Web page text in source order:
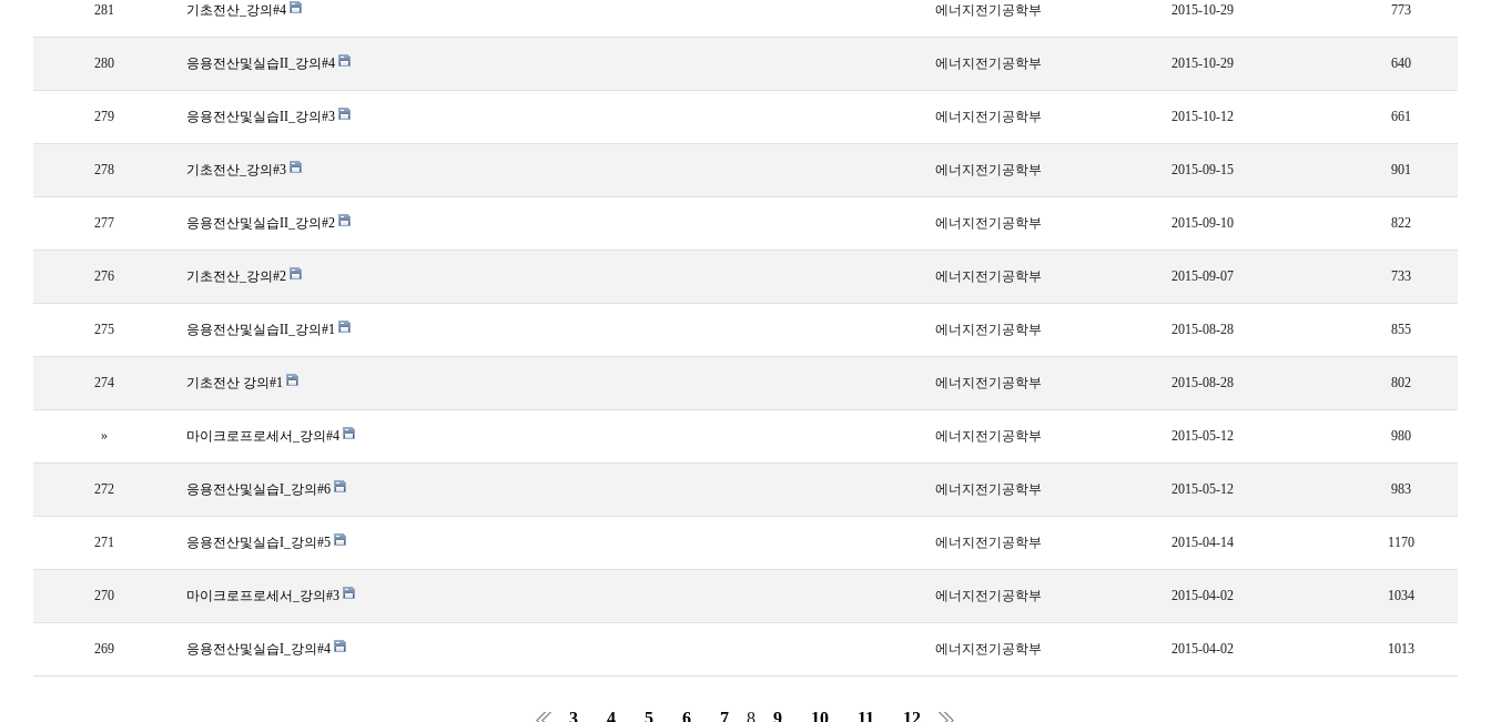
281 기초전산_강의#4 에너지전기공학부 2015-10-29 773
280 응용전산및실습II_강의#4 에너지전기공학부 2015-10-29 640
279 응용전산및실습II_강의#3 에너지전기공학부 2015-10-12 661
278 기초전산_강의#3 에너지전기공학부 2015-09-15 901
277 응용전산및실습II_강의#2 에너지전기공학부 2015-09-10 822
276 기초전산_강의#2 에너지전기공학부 2015-09-07 733
275 응용전산및실습II_강의#1 에너지전기공학부 2015-08-28 855
274 기초전산 강의#1 에너지전기공학부 2015-08-28 802
» 마이크로프로세서_강의#4 에너지전기공학부 2015-05-12 980
272 응용전산및실습I_강의#6 에너지전기공학부 2015-05-12 983
271 응용전산및실습I_강의#5 에너지전기공학부 2015-04-14 1170
270 마이크로프로세서_강의#3 에너지전기공학부 2015-04-02 1034
269 응용전산및실습I_강의#4 에너지전기공학부 2015-04-02 1013
3 4 5 6 7 8 9 10 11 12